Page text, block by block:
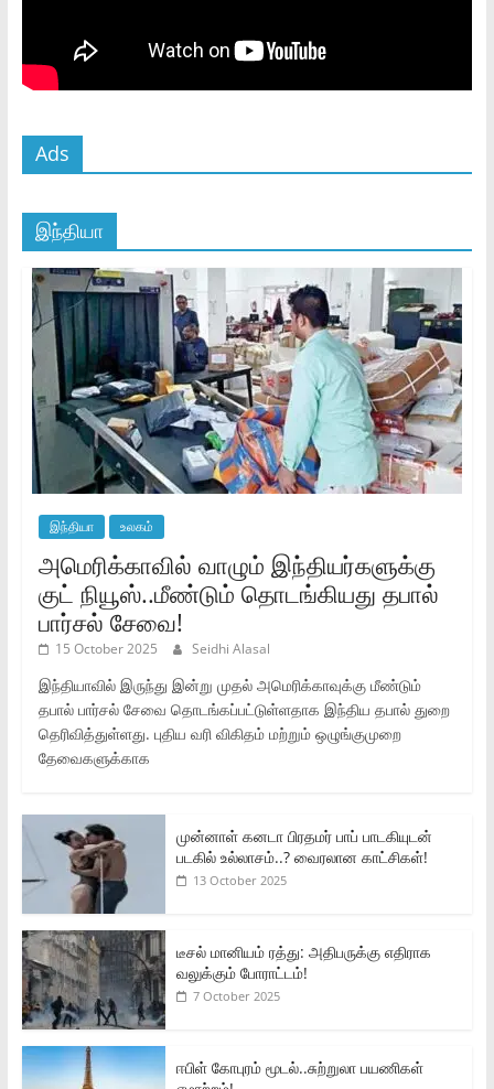
Ads
இந்தியா
இந்தியா உலகம்
அமெரிக்காவில் வாழும் இந்தியர்களுக்கு
குட் நியூஸ்..மீண்டும் தொடங்கியது தபால்
பார்சல் சேவை!
15 October 2025 Seidhi Alasal
இந்தியாவில் இருந்து இன்று முதல் அமெரிக்காவுக்கு மீண்டும்
தபால் பார்சல் சேவை தொடங்கப்பட்டுள்ளதாக இந்திய தபால் துறை
தெரிவித்துள்ளது. புதிய வரி விகிதம் மற்றும் ஒழுங்குமுறை
தேவைகளுக்காக
முன்னாள் கனடா பிரதமர் பாப் பாடகியுடன்
படகில் உல்லாசம்..? வைரலான காட்சிகள்!
13 October 2025
டீசல் மானியம் ரத்து: அதிபருக்கு எதிராக
வலுக்கும் போராட்டம்!
7 October 2025
ஈபிள் கோபுரம் மூடல்..சுற்றுலா பயணிகள்